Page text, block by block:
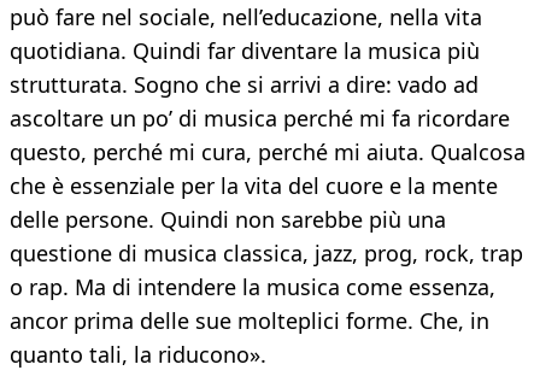
può fare nel sociale, nell’educazione, nella vita
quotidiana. Quindi far diventare la musica più
strutturata. Sogno che si arrivi a dire: vado ad
ascoltare un po’ di musica perché mi fa ricordare
questo, perché mi cura, perché mi aiuta. Qualcosa
che è essenziale per la vita del cuore e la mente
delle persone. Quindi non sarebbe più una
questione di musica classica, jazz, prog, rock, trap
o rap. Ma di intendere la musica come essenza,
ancor prima delle sue molteplici forme. Che, in
quanto tali, la riducono».